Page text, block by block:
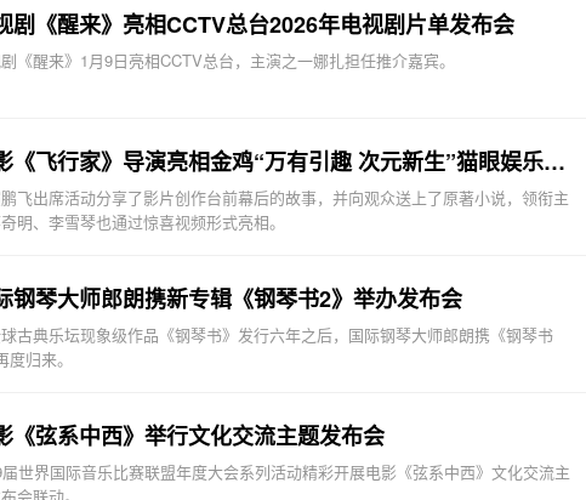
剧《醒来》亮相CCTV总台2026年电视剧片单发布会
《醒来》1月9日亮相CCTV总台，主演之一娜扎担任推介嘉宾。
电影《飞行家》导演亮相金鸡“万有引趣 次元新生”猫眼娱乐发布会
飞出席活动分享了影片创作台前幕后的故事，并向观众送上了原著小说，领衔主
明、李雪琴也通过惊喜视频形式亮相。
钢琴大师郎朗携新专辑《钢琴书2》举办发布会
古典乐坛现象级作品《钢琴书》发行六年之后，国际钢琴大师郎朗携《钢琴书
度归来。
《弦系中西》举行文化交流主题发布会
世界国际音乐比赛联盟年度大会系列活动精彩开展电影《弦系中西》文化交流主